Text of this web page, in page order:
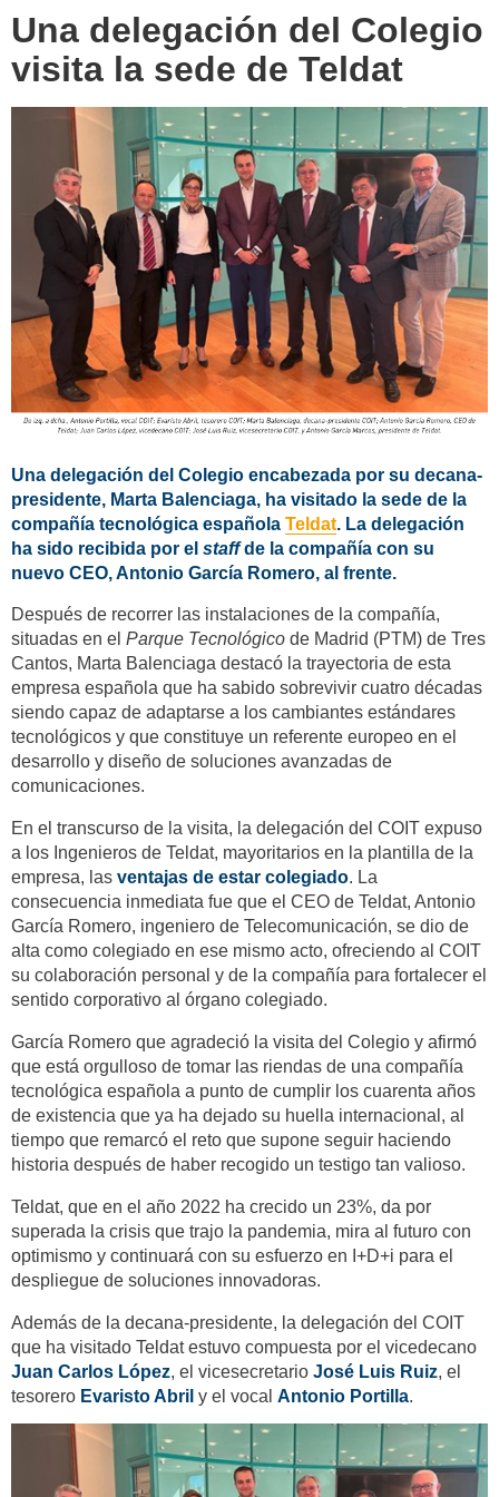
Una delegación del Colegio
visita la sede de Teldat
Una delegación del Colegio encabezada por su decana-
presidente, Marta Balenciaga, ha visitado la sede de la
compañía tecnológica española Teldat. La delegación
ha sido recibida por el staffde la compañía con su
nuevo CEO, Antonio García Romero, al frente.
Después de recorrer las instalaciones de la compañía,
situadas en el Parque Tecnológico de Madrid (PTM) de Tres
Cantos, Marta Balenciaga destacó la trayectoria de esta
empresa española que ha sabido sobrevivir cuatro décadas
siendo capaz de adaptarse a los cambiantes estándares
tecnológicos y que constituye un referente europeo en el
desarrollo y diseño de soluciones avanzadas de
comunicaciones.
En el transcurso de la visita, la delegación del COIT expuso
a los Ingenieros de Teldat, mayoritarios en la plantilla de la
empresa, las ventajas de estar colegiado. La
consecuencia inmediata fue que el CEO de Teldat, Antonio
García Romero, ingeniero de Telecomunicación, se dio de
alta como colegiado en ese mismo acto, ofreciendo al COIT
su colaboración personal y de la compañía para fortalecer el
sentido corporativo al órgano colegiado.
García Romero que agradeció la visita del Colegio y afirmó
que está orgulloso de tomar las riendas de una compañía
tecnológica española a punto de cumplir los cuarenta años
de existencia que ya ha dejado su huella internacional, al
tiempo que remarcó el reto que supone seguir haciendo
historia después de haber recogido un testigo tan valioso.
Teldat, que en el año 2022 ha crecido un 23%, da por
superada la crisis que trajo la pandemia, mira al futuro con
optimismo y continuará con su esfuerzo en I+D+i para el
despliegue de soluciones innovadoras.
Además de la decana-presidente, la delegación del COIT
que ha visitado Teldat estuvo compuesta por el vicedecano
Juan Carlos López, el vicesecretario José Luis Ruiz, el
tesorero Evaristo Abril y el vocal Antonio Portilla.